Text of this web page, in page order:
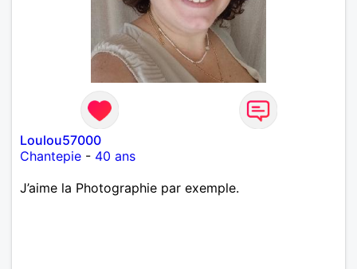
Loulou57000
Chantepie - 40 ans
J’aime la Photographie par exemple.